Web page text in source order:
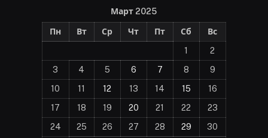
Март 2025
Пн Вт Ср Чт Пт Сб
Вс
1
2
3
4 5 6 7 8
9
10
11 12 13 14 15
16
17
18 19 20 21 22
23
24
25 26 27 28 29 30